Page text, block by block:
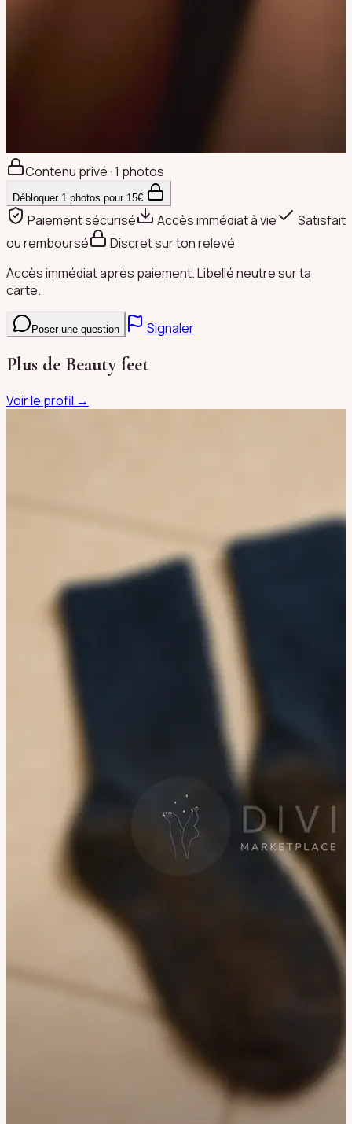
Contenu privé · 1 photos
Débloquer 1 photos pour 15€
Paiement sécurisé Accès immédiat à vie
Satisfait
ou remboursé
Discret sur ton relevé
Accès immédiat après paiement. Libellé neutre sur ta
carte.
Poser une question Signaler
Plus de Beauty feet
Voir le profil →